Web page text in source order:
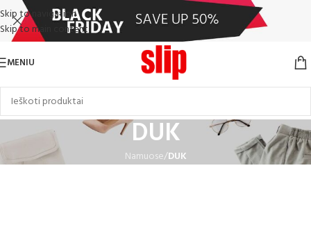
Skip to navigation
Skip to main content
MENIU
DUK
Namuose/DUK